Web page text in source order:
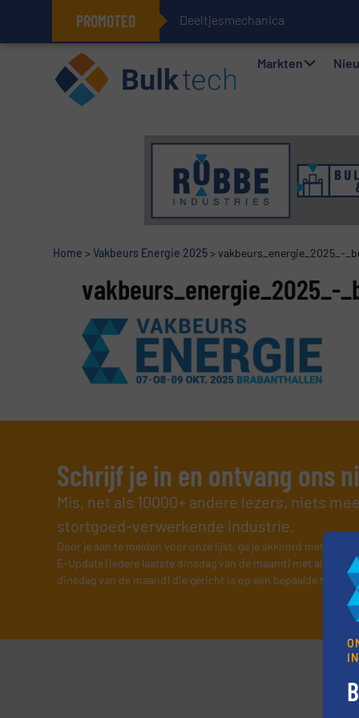
PROMOTED Deeltjesmechanica en krachtn
Geïntegreerde doserings- en
Markten
Home > Vakbeurs Energie 2025 > vakbeurs_energie_2025_-
vakbeurs_energie_2025_-
Schrijf je in en ontvang ons
Mis, net als 10000+ andere lezers, niets
stortgoed-verwerkende industrie.
Door je aan te melden voor onze lijst, ga je akkoord met onze
E-Update (iedere laatste dinsdag van de maand) met
dinsdag van de maand) die gericht is op een bepaalde